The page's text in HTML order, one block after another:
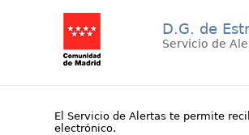
D.G. de
Servicio de
El Servicio de Alertas te permite
electrónico.